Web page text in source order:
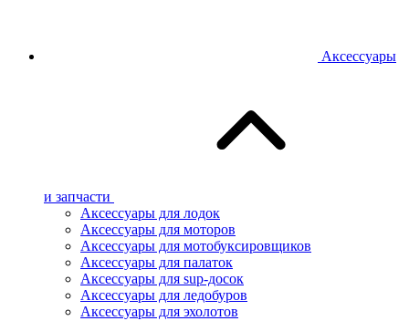
Аксессуары
и запчасти
Аксессуары для лодок
Аксессуары для моторов
Аксессуары для мотобуксировщиков
Аксессуары для палаток
Аксессуары для sup-досок
Аксессуары для ледобуров
Аксессуары для эхолотов